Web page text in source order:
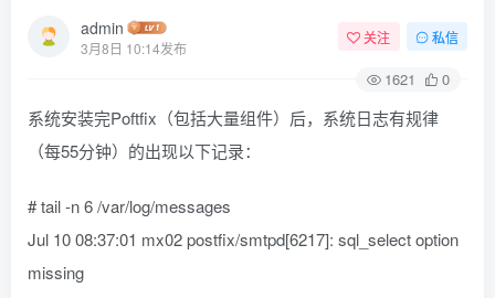
admin
3月8日 10:14发布
关注 私信
1621 0
系统安装完Poftfix（包括大量组件）后，系统日志有规律
（每55分钟）的出现以下记录：
# tail -n 6 /var/log/messages
Jul 10 08:37:01 mx02 postfix/smtpd[6217]: sql_select option
missing